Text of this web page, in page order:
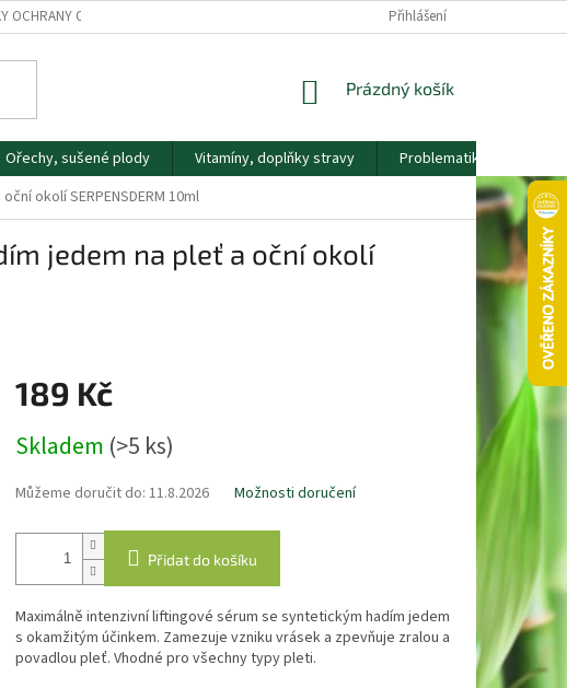
OCHRANY OS. ÚDAJŮ VĚRNOSTNÍ PROGRAM
Přihlášení
NÁKUPNÍ
Prázdný košík
Ořechy, sušené plody Vitamíny, doplňky stravy Problematika
okolí SERPENSDERM 10ml
jedem na pleť a oční okolí
189 Kč
cena:
Skladem (>5 ks)
Můžeme doručit do: 11.8.2026 Možnosti doručení
Přidat do košíku
Maximálně intenzivní liftingové sérum se syntetickým hadím jedem
s okamžitým účinkem. Zamezuje vzniku vrásek a zpevňuje zralou a
povadlou pleť. Vhodné pro všechny typy pleti.